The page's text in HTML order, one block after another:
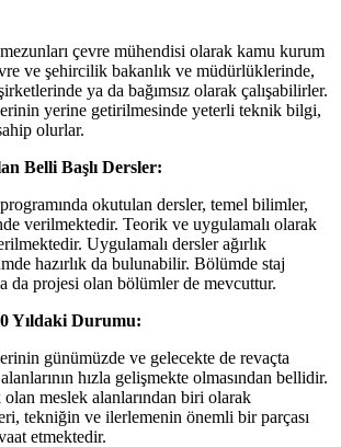
çevre mühendisi olarak kamu kurum
ve şehircilik bakanlık ve müdürlüklerinde,
ya da bağımsız olarak çalışabilirler.
yerine getirilmesinde yeterli teknik bilgi,
olurlar.
Belli Başlı Dersler:
okutulan dersler, temel bilimler,
verilmektedir. Teorik ve uygulamalı olarak
Uygulamalı dersler ağırlık
hazırlık da bulunabilir. Bölümde staj
da projesi olan bölümler de mevcuttur.
Yıldaki Durumu:
günümüzde ve gelecekte de revaçta
hızla gelişmekte olmasından bellidir.
olan meslek alanlarından biri olarak
tekniğin ve ilerlemenin önemli bir parçası
etmektedir.